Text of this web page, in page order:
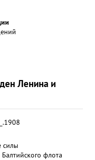
Ленина и
силы
флота